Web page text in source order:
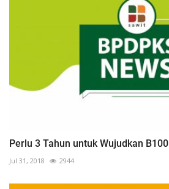
Perlu 3 Tahun untuk Wujudkan B100
Jul 31, 2018 2944